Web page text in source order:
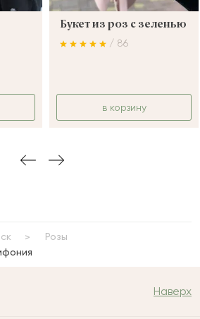
Букет из роз с зеленью
/ 86
в корзину
Розы
Наверх